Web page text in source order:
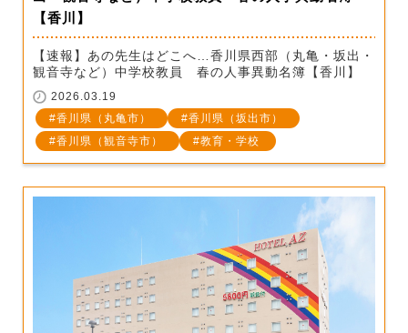
【香川】
【速報】あの先生はどこへ…香川県西部（丸亀・坂出・
観音寺など）中学校教員 春の人事異動名簿【香川】
2026.03.19
香川県（丸亀市）
香川県（坂出市）
香川県（観音寺市）
教育・学校